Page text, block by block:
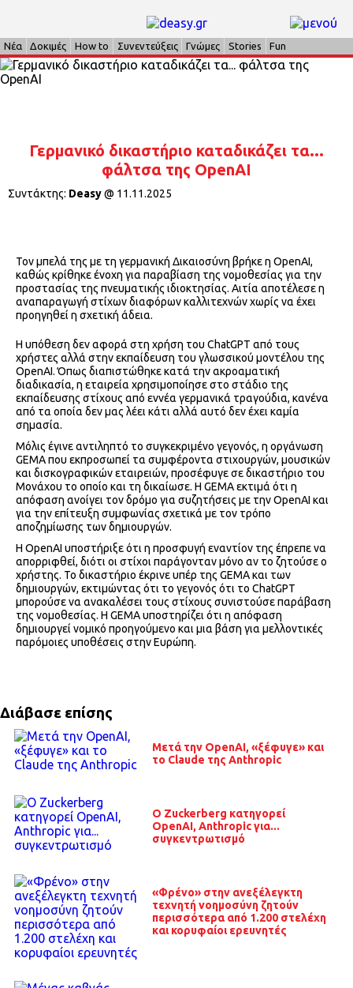
Νέα Δοκιμές How to Συνεντεύξεις Γνώμες Stories Fun
Γερμανικό δικαστήριο καταδικάζει τα...
φάλτσα της OpenAI
Συντάκτης: Deasy@ 11.11.2025
Τον μπελά της με τη γερμανική Δικαιοσύνη βρήκε η OpenAI,
καθώς κρίθηκε ένοχη για παραβίαση της νομοθεσίας για την
προστασίας της πνευματικής ιδιοκτησίας. Αιτία αποτέλεσε η
αναπαραγωγή στίχων διαφόρων καλλιτεχνών χωρίς να έχει
προηγηθεί η σχετική άδεια.
Η υπόθεση δεν αφορά στη χρήση του ChatGPT από τους
χρήστες αλλά στην εκπαίδευση του γλωσσικού μοντέλου της
OpenAI. Όπως διαπιστώθηκε κατά την ακροαματική
διαδικασία, η εταιρεία χρησιμοποίησε στο στάδιο της
εκπαίδευσης στίχους από εννέα γερμανικά τραγούδια, κανένα
από τα οποία δεν μας λέει κάτι αλλά αυτό δεν έχει καμία
σημασία.
Μόλις έγινε αντιληπτό το συγκεκριμένο γεγονός, η οργάνωση
GEMA που εκπροσωπεί τα συμφέροντα στιχουργών, μουσικών
και δισκογραφικών εταιρειών, προσέφυγε σε δικαστήριο του
Μονάχου το οποίο και τη δικαίωσε. Η GEMA εκτιμά ότι η
απόφαση ανοίγει τον δρόμο για συζητήσεις με την OpenAI και
για την επίτευξη συμφωνίας σχετικά με τον τρόπο
αποζημίωσης των δημιουργών.
Η OpenAI υποστήριξε ότι η προσφυγή εναντίον της έπρεπε να
απορριφθεί, διότι οι στίχοι παράγονταν μόνο αν το ζητούσε ο
χρήστης. Το δικαστήριο έκρινε υπέρ της GEMA και των
δημιουργών, εκτιμώντας ότι το γεγονός ότι το ChatGPT
μπορούσε να ανακαλέσει τους στίχους συνιστούσε παράβαση
της νομοθεσίας. Η GEMA υποστηρίζει ότι η απόφαση
δημιουργεί νομικό προηγούμενο και μια βάση για μελλοντικές
παρόμοιες υποθέσεις στην Ευρώπη.
Διάβασε επίσης
Μετά την OpenAI, «ξέφυγε» και
το Claude της Anthropic
O Zuckerberg κατηγορεί
OpenAI, Anthropic για...
συγκεντρωτισμό
«Φρένο» στην ανεξέλεγκτη
τεχνητή νοημοσύνη ζητούν
περισσότερα από 1.200 στελέχη
και κορυφαίοι ερευνητές